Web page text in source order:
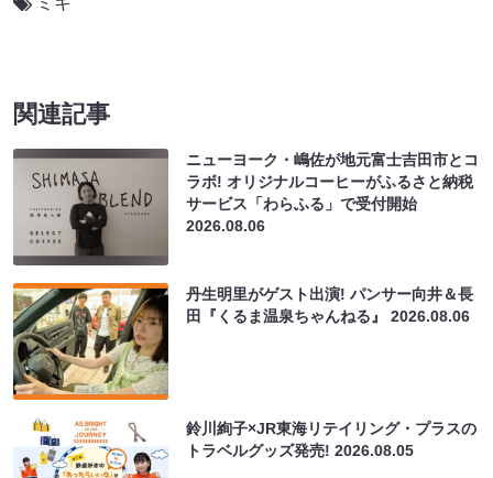
関連記事
ニューヨーク・嶋佐が地元富士吉田市とコ
ラボ! オリジナルコーヒーがふるさと納税
サービス「わらふる」で受付開始
2026.08.06
丹生明里がゲスト出演! パンサー向井＆長
田『くるま温泉ちゃんねる』2026.08.06
鈴川絢子×JR東海リテイリング・プラスの
トラベルグッズ発売!2026.08.05